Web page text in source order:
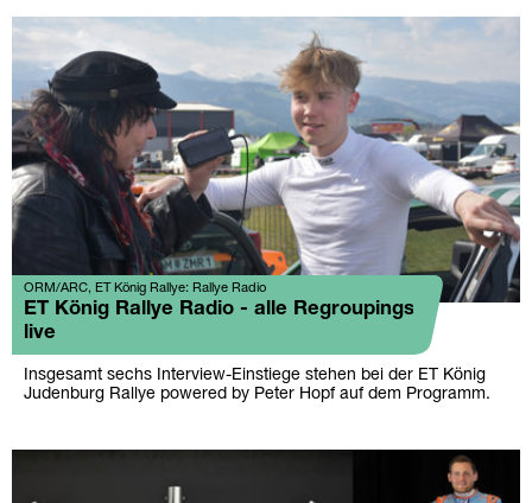
ORM/ARC, ET König Rallye: Rallye Radio
ET König Rallye Radio - alle Regroupings
live
Insgesamt sechs Interview-Einstiege stehen bei der ET König
Judenburg Rallye powered by Peter Hopf auf dem Programm.